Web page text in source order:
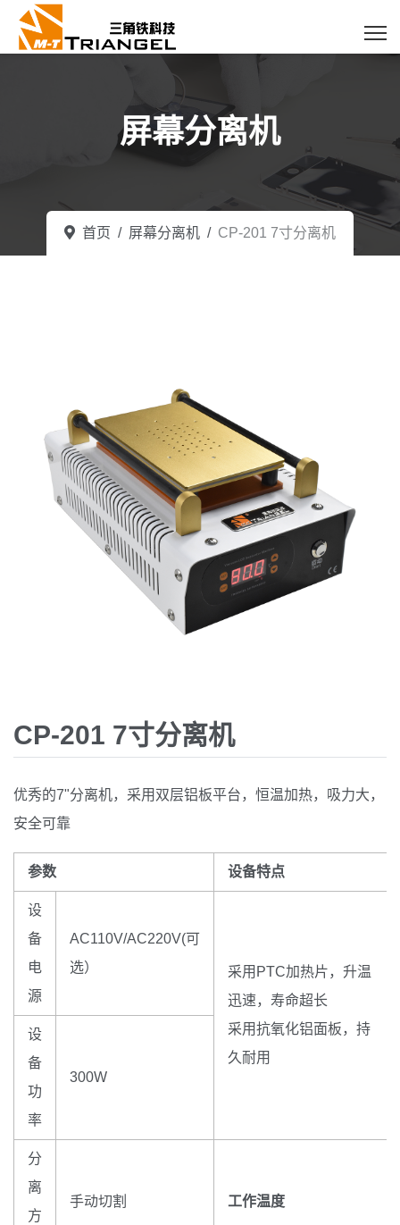
屏幕分离机
首页 屏幕分离机 CP-201 7寸分离机
CP-201 7寸分离机
优秀的7"分离机，采用双层铝板平台，恒温加热，吸力大，
安全可靠
参数 设备特点
设
备
电
源
AC110V/AC220V(可
选）
采用PTC加热片，升温
迅速，寿命超长
采用抗氧化铝面板，持
久耐用
设
备
功
率
300W
分
离
方
手动切割 工作温度